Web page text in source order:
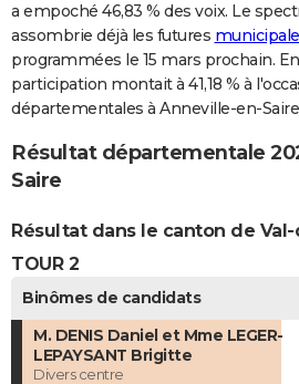
a empoché 46,83 % des voix. Le
assombrie déjà les futures
programmées le 15 mars prochain.
participation montait à 41,18 % à
départementales à Anneville-en-
Résultat départementale
Saire
Résultat dans le canton de Val-
TOUR 2
Binômes de candidats
M. DENIS Daniel et Mme LEGER-
LEPAYSANT Brigitte
Divers centre